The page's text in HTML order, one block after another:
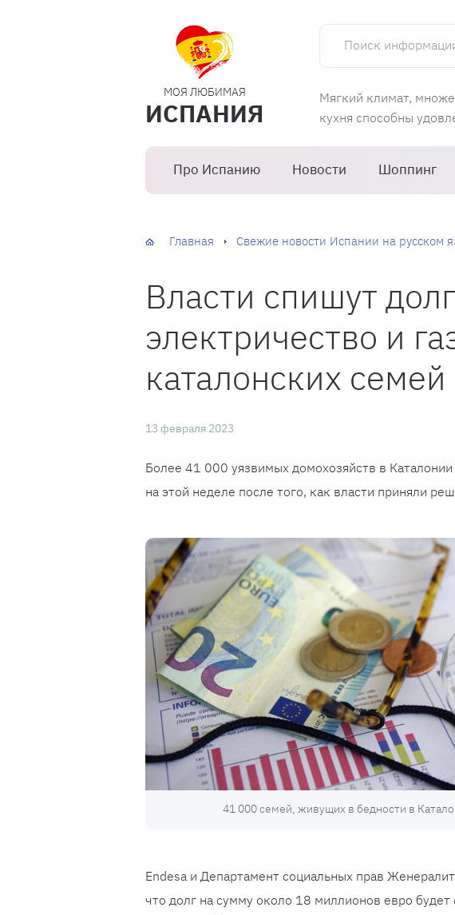
МОЯ ЛЮБИМАЯ
ИСПАНИЯ
Поиск информации об
Мягкий климат,
кухня способны
Про Испанию Новости Шоппинг
Главная Свежие новости Испании на русском
Власти спишут
электричество и
каталонских семей
13 февраля 2023
Более 41 000 уязвимых домохозяйств в
на этой неделе после того, как власти приняли
41 000 семей, живущих в бедности в
Endesa и Департамент социальных прав
что долг на сумму около 18 миллионов евро